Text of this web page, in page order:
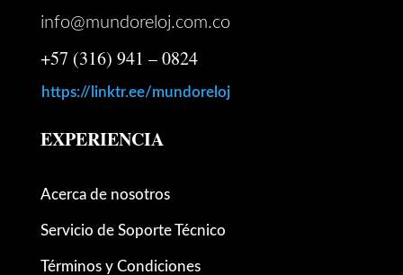
info@mundoreloj.com.co
+57 (316) 941 – 0824
https://linktr.ee/mundoreloj
EXPERIENCIA
Acerca de nosotros
Servicio de Soporte Técnico
Términos y Condiciones